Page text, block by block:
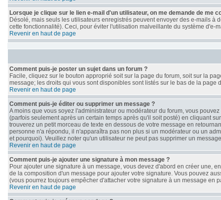
Lorsque je clique sur le lien e-mail d'un utilisateur, on me demande de me
Désolé, mais seuls les utilisateurs enregistrés peuvent envoyer des e-mails
cette fonctionnalité). Ceci, pour éviter l'utilisation malveillante du système d'e-
Revenir en haut de page
Comment puis-je poster un sujet dans un forum ?
Facile, cliquez sur le bouton approprié soit sur la page du forum, soit sur la
message; les droits qui vous sont disponibles sont listés sur le bas de la page
Revenir en haut de page
Comment puis-je éditer ou supprimer un message ?
A moins que vous soyez l'administrateur ou modérateur du forum, vous
(parfois seulement après un certain temps après qu'il soit posté) en cliquant
trouverez un petit morceau de texte en dessous de votre message en
personne n'a répondu, il n'apparaîtra pas non plus si un modérateur ou un
et pourquoi). Veuillez noter qu'un utilisateur ne peut pas supprimer un
Revenir en haut de page
Comment puis-je ajouter une signature à mon message ?
Pour ajouter une signature à un message, vous devez d'abord en créer une,
de la composition d'un message pour ajouter votre signature. Vous pouvez
(vous pourrez toujours empêcher d'attacher votre signature à un message en
Revenir en haut de page